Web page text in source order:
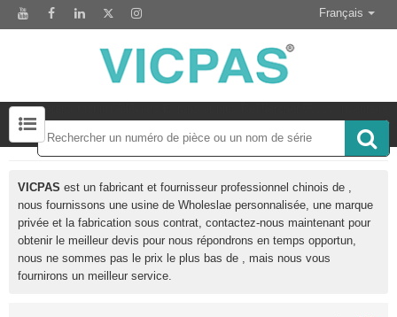
Français
Écrans tactiles-Claviers-Écrans et plus Rechercher 50000 Inventaire
VICPAS est un fabricant et fournisseur professionnel chinois de ,
nous fournissons une usine de Wholeslae personnalisée, une marque
privée et la fabrication sous contrat, contactez-nous maintenant pour
obtenir le meilleur devis pour nous répondrons en temps opportun,
nous ne sommes pas le prix le plus bas de , mais nous vous
fournirons un meilleur service.